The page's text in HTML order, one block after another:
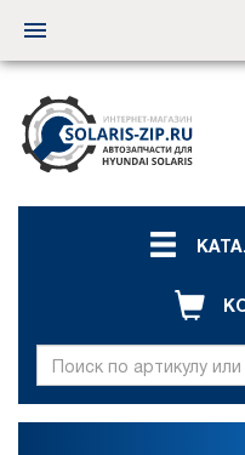
Переключить
навигацию